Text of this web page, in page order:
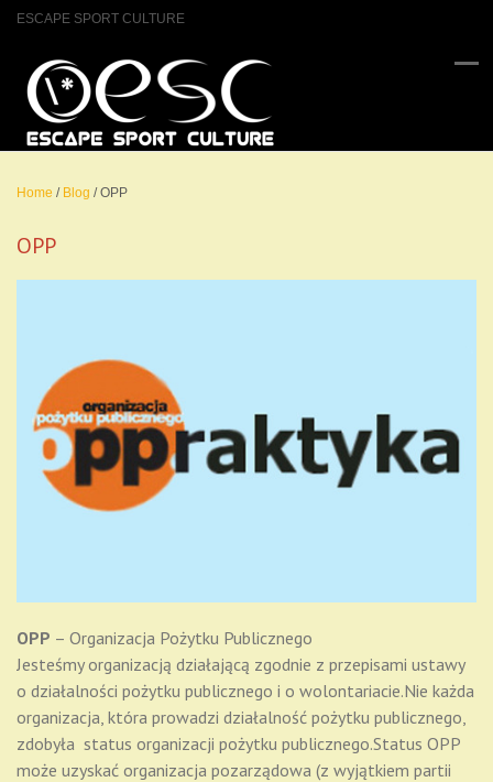
ESCAPE SPORT CULTURE
Home / Blog / OPP
OPP
OPP – Organizacja Pożytku Publicznego
Jesteśmy organizacją działającą zgodnie z przepisami ustawy
o działalności pożytku publicznego i o wolontariacie.Nie każda
organizacja, która prowadzi działalność pożytku publicznego,
zdobyła status organizacji pożytku publicznego.Status OPP
może uzyskać organizacja pozarządowa (z wyjątkiem partii